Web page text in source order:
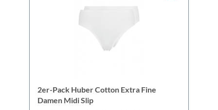
2er-Pack Huber Cotton Extra Fine
Damen Midi Slip